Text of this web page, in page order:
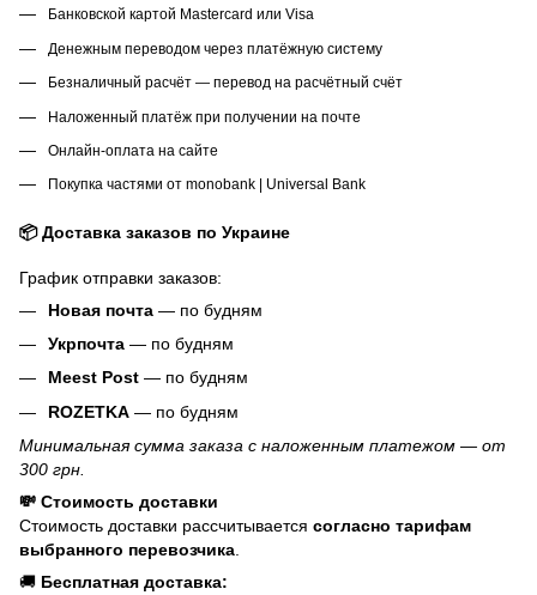
Банковской картой Mastercard или Visa
Денежным переводом через платёжную систему
Безналичный расчёт — перевод на расчётный счёт
Наложенный платёж при получении на почте
Онлайн-оплата на сайте
Покупка частями от monobank | Universal Bank
📦 Доставка заказов по Украине
График отправки заказов:
Новая почта — по будням
Укрпочта — по будням
Meest Post — по будням
ROZETKA — по будням
Минимальная сумма заказа с наложенным платежом — от
300 грн.
💸 Стоимость доставки
Стоимость доставки рассчитывается согласно тарифам
выбранного перевозчика.
🚚 Бесплатная доставка: